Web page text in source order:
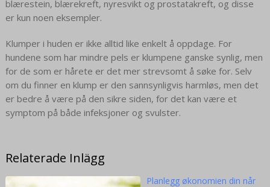
blærestein, blærekreft, nyresvikt og prostatakreft, og disse
er kun noen eksempler.
Klumper i huden er ikke alltid like enkelt å oppdage. For
hundene som har mindre pels er klumpene ganske synlig, men
for de som er hårete er det mer strevsomt å søke for. Selv
om du finner en klump er den sannsynligvis harmløs, men det
er bedre å være på den sikre siden, for det kan være et
symptom på både infeksjoner og svulster.
Relaterade Inlägg
Planlegg økonomien din når